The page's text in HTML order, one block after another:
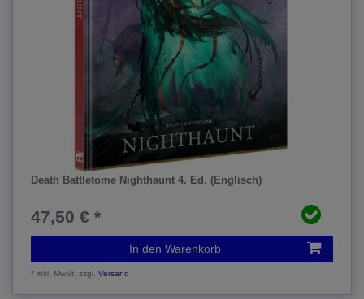
Death Battletome Nighthaunt 4. Ed. (Englisch)
47,50 € *
In den Warenkorb
*inkl. MwSt. zzgl.Versand